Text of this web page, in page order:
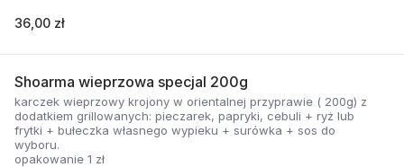
36,00 zł
Shoarma wieprzowa specjal 200g
karczek wieprzowy krojony w orientalnej przyprawie ( 200g) z
dodatkiem grillowanych: pieczarek, papryki, cebuli + ryż lub
frytki + bułeczka własnego wypieku + surówka + sos do
wyboru.
opakowanie 1 zł